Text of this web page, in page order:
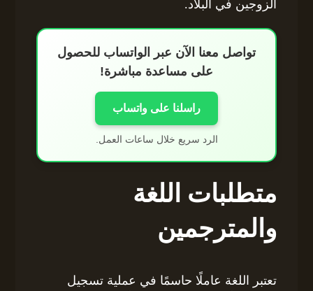
الزوجين في البلاد.
تواصل معنا الآن عبر الواتساب للحصول
على مساعدة مباشرة!
راسلنا على واتساب
الرد سريع خلال ساعات العمل.
متطلبات اللغة
والمترجمين
تعتبر اللغة عاملًا حاسمًا في عملية تسجيل